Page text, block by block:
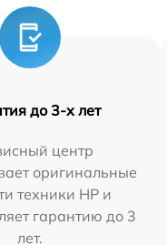
до 3-х лет
центр
оригинальные
техники HP и
гарантию до 3
лет.